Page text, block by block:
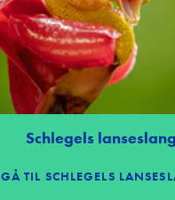
Schlegels
GÅ TIL SCHLEGELS